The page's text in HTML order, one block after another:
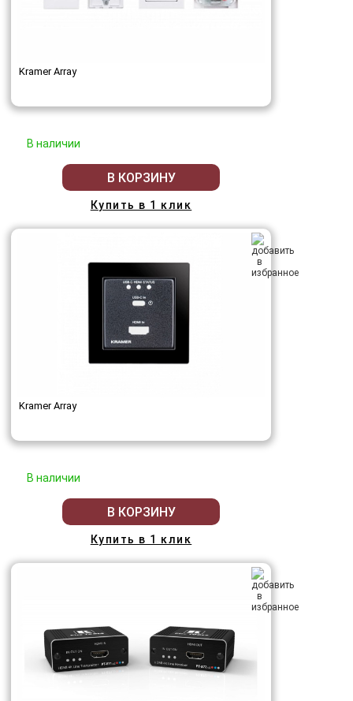
Kramer Array
В наличии
В КОРЗИНУ
Купить в 1 клик
Kramer Array
В наличии
В КОРЗИНУ
Купить в 1 клик